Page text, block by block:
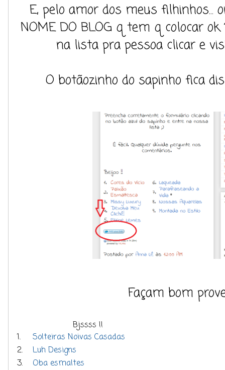
E, pelo amor dos meus filhinhos...
NOME DO BLOG q tem q colocar
na lista pra pessoa clicar e
O botãozinho do sapinho fica
Façam bom
Bjssss !!
1.
Solteiras Noivas Casadas
2.
Luh Designs
3.
Oba esmaltes